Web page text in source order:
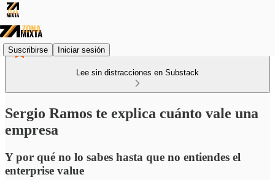
Suscribirse Iniciar sesión
Lee sin distracciones en Substack
Sergio Ramos te explica cuánto vale una
empresa
Y por qué no lo sabes hasta que no entiendes el
enterprise value